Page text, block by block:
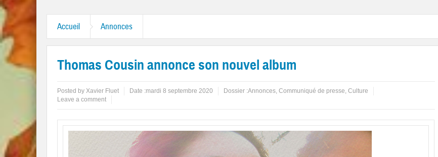
A Rolling Stone”
Accueil Annonces
Thomas Cousin annonce son nouvel album
Posted by Xavier Fluet Date :mardi 8 septembre 2020 Dossier :Annonces, Communiqué de presse, Culture
Leave a comment